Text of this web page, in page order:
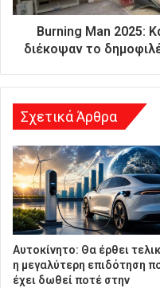
ε
ν
Burning Man 2025:
διέκοψαν το
Σχετικά Άρθρα
Αυτοκίνητο: Θα έρθει
η μεγαλύτερη επιδότηση
έχει δωθεί ποτέ στην